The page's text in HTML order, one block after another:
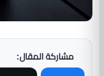
مشاركة المقال: